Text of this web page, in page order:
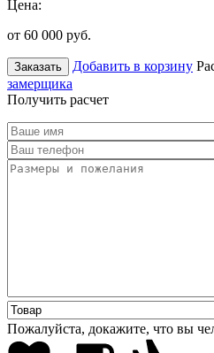
Цена:
от 60 000 руб.
Заказать Добавить в корзину
замерщика
Получить расчет
Пожалуйста, докажите, что вы